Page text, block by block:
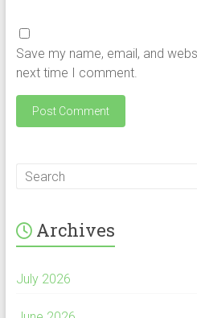
Save my name, email, and
next time I comment.
Archives
July 2026